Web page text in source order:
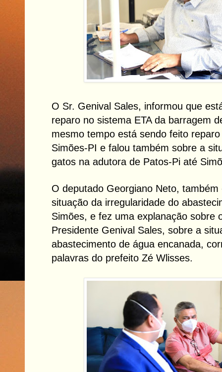
O Sr. Genival Sales, informou que
reparo no sistema ETA da barragem
mesmo tempo está sendo feito
Simões-PI e falou também sobre a
gatos na adutora de Patos-Pi até
O deputado Georgiano Neto,
situação da irregularidade do
Simões, e fez uma explanação sobre
Presidente Genival Sales, sobre a
abastecimento de água encanada,
palavras do prefeito Zé Wlisses.